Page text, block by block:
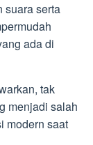
suara serta
ada di
tak
menjadi salah
modern saat